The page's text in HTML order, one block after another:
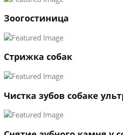
2
→
Зоогостиница
Стрижка собак
Чистка зубов собаке